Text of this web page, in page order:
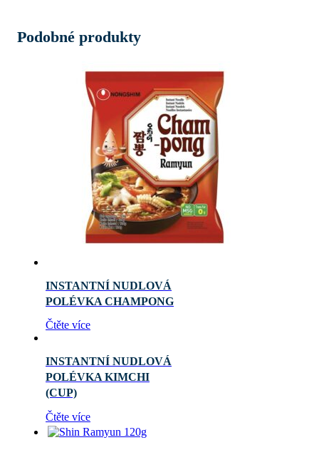
Podobné produkty
INSTANTNÍ NUDLOVÁ
POLÉVKA CHAMPONG
Čtěte více
INSTANTNÍ NUDLOVÁ
POLÉVKA KIMCHI
(CUP)
Čtěte více